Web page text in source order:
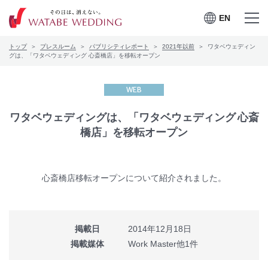
EN
を開く
EN
メニュー
プレスルーム
CSRの取り組み
トップ プレスルーム パブリシティレポート 2021年以前
ワタベウェディン
グは、「ワタベウェディング 心斎橋店」を移転オープン
WEB
ワタベウェディングは、「ワタベウェディング 心斎
橋店」を移転オープン
心斎橋店移転オープンについて紹介されました。
掲載日
2014年12月18日
掲載媒体
Work Master他1件